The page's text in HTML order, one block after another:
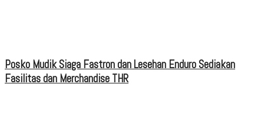
Posko Mudik Siaga Fastron dan Lesehan Enduro Sediakan
Fasilitas dan Merchandise THR